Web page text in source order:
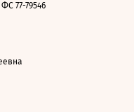
77-79546